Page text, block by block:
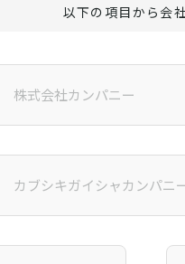
以下の項目から会